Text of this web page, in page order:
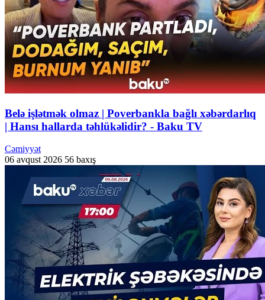
Belə işlətmək olmaz | Poverbankla bağlı xəbərdarlıq
| Hansı hallarda təhlükəlidir? - Baku TV
Cəmiyyət
06 avqust 2026 56 baxış